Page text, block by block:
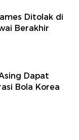
Ditolak di
Berakhir
Dapat
Bola Korea